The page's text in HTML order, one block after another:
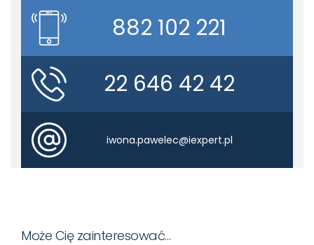
882 102 221
22 646 42 42
iwona.pawelec@iexpert.pl
Może Cię zainteresować…